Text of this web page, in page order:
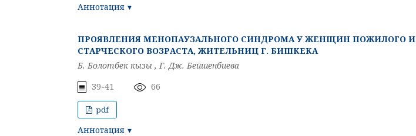
Аннотация
ПРОЯВЛЕНИЯ МЕНОПАУЗАЛЬНОГО СИНДРОМА У ЖЕНЩИН ПОЖИЛОГО И
СТАРЧЕСКОГО ВОЗРАСТА, ЖИТЕЛЬНИЦ Г. БИШКЕКА
Б. Болотбек кызы , Г. Дж. Бейшенбиева
39-41 66
pdf
Аннотация